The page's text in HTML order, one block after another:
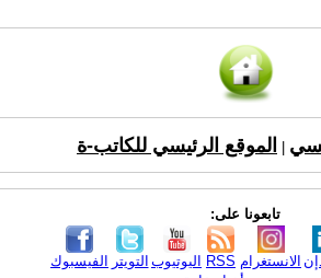
الموقع الرئيسي للكاتب-ة
تابعونا على:
الفيسبوك التويتر اليوتيوب RSS الانستغرام